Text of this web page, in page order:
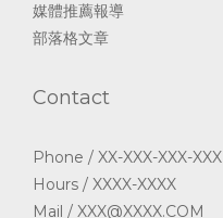
媒體推薦報導
部落格文章
Contact
Phone / XX-XXX-XXX-XXX
Hours / XXXX-XXXX
Mail / XXX@XXXX.COM